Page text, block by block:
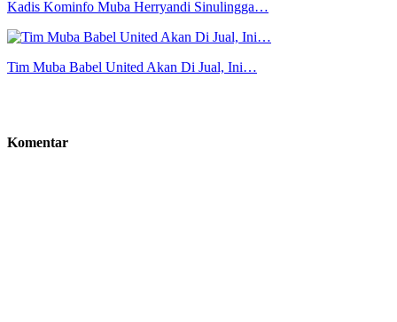
Kadis Kominfo Muba Herryandi Sinulingga…
Tim Muba Babel United Akan Di Jual, Ini…
Komentar